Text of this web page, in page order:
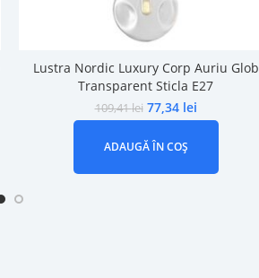
Lustra Nordic Luxury Corp Auriu Glob
Transparent Sticla E27
109,41lei 77,34 lei
ADAUGĂ ÎN COȘ